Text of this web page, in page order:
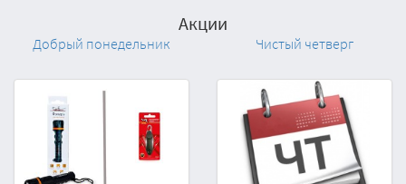
Акции
Добрый понедельник Чистый четверг